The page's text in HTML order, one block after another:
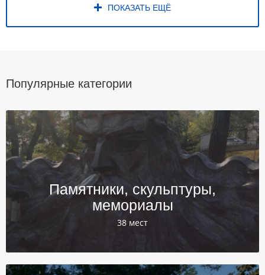
ПОКАЗАТЬ ЕЩЁ
Популярные категории
Памятники, скульптуры,
мемориалы
38 мест